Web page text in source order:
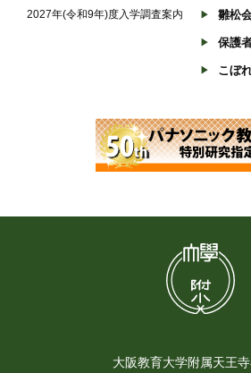
2027年(令和9年)度入学調査案内
雛松
保護
こぼ
大阪教育大学附属天王